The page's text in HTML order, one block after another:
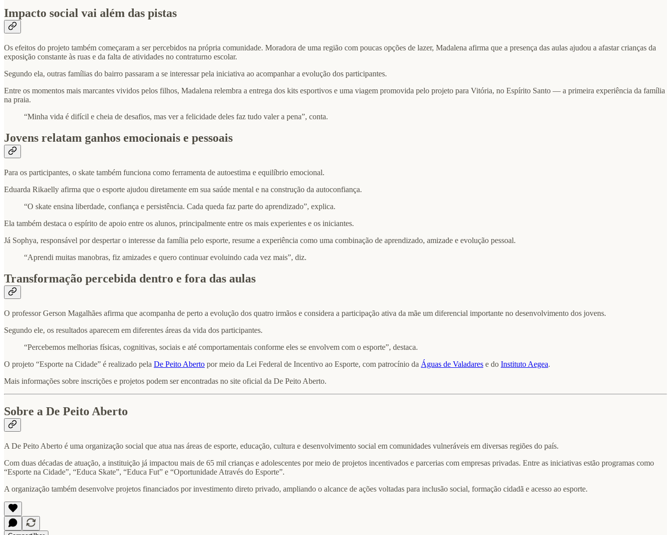
Impacto social vai além das pistas
Os efeitos do projeto também começaram a ser percebidos na própria comunidade. Moradora de uma região com poucas opções de lazer, Madalena afirma que a presença das aulas ajudou a afastar crianças da
exposição constante às ruas e da falta de atividades no contraturno escolar.
Segundo ela, outras famílias do bairro passaram a se interessar pela iniciativa ao acompanhar a evolução dos participantes.
Entre os momentos mais marcantes vividos pelos filhos, Madalena relembra a entrega dos kits esportivos e uma viagem promovida pelo projeto para Vitória, no Espírito Santo — a primeira experiência da família
na praia.
“Minha vida é difícil e cheia de desafios, mas ver a felicidade deles faz tudo valer a pena”, conta.
Jovens relatam ganhos emocionais e pessoais
Para os participantes, o skate também funciona como ferramenta de autoestima e equilíbrio emocional.
Eduarda Rikaelly afirma que o esporte ajudou diretamente em sua saúde mental e na construção da autoconfiança.
“O skate ensina liberdade, confiança e persistência. Cada queda faz parte do aprendizado”, explica.
Ela também destaca o espírito de apoio entre os alunos, principalmente entre os mais experientes e os iniciantes.
Já Sophya, responsável por despertar o interesse da família pelo esporte, resume a experiência como uma combinação de aprendizado, amizade e evolução pessoal.
“Aprendi muitas manobras, fiz amizades e quero continuar evoluindo cada vez mais”, diz.
Transformação percebida dentro e fora das aulas
O professor Gerson Magalhães afirma que acompanha de perto a evolução dos quatro irmãos e considera a participação ativa da mãe um diferencial importante no desenvolvimento dos jovens.
Segundo ele, os resultados aparecem em diferentes áreas da vida dos participantes.
“Percebemos melhorias físicas, cognitivas, sociais e até comportamentais conforme eles se envolvem com o esporte”, destaca.
O projeto “Esporte na Cidade” é realizado pela De Peito Aberto por meio da Lei Federal de Incentivo ao Esporte, com patrocínio da Águas de Valadares e do Instituto Aegea.
Mais informações sobre inscrições e projetos podem ser encontradas no site oficial da De Peito Aberto.
Sobre a De Peito Aberto
A De Peito Aberto é uma organização social que atua nas áreas de esporte, educação, cultura e desenvolvimento social em comunidades vulneráveis em diversas regiões do país.
Com duas décadas de atuação, a instituição já impactou mais de 65 mil crianças e adolescentes por meio de projetos incentivados e parcerias com empresas privadas. Entre as iniciativas estão programas como
“Esporte na Cidade”, “Educa Skate”, “Educa Fut” e “Oportunidade Através do Esporte”.
A organização também desenvolve projetos financiados por investimento direto privado, ampliando o alcance de ações voltadas para inclusão social, formação cidadã e acesso ao esporte.